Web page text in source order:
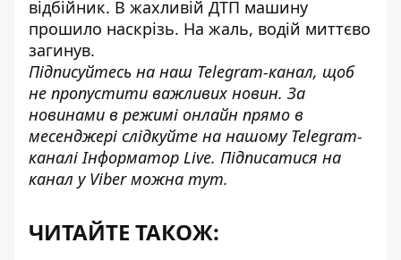
відбійник. В жахливій ДТП машину
прошило наскрізь. На жаль, водій миттєво
загинув.
Підписуйтесь на наш Telegram-канал, щоб
не пропустити важливих новин. За
новинами в режимі онлайн прямо в
месенджері слідкуйте на нашому Telegram-
каналіІнформатор Live. Підписатися на
канал у Viber можна тут.
ЧИТАЙТЕ ТАКОЖ: